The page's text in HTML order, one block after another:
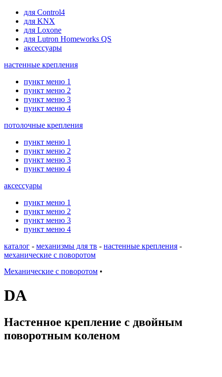
для Control4
для KNX
для Loxone
для Lutron Homeworks QS
аксессуары
настенные крепления
пункт меню 1
пункт меню 2
пункт меню 3
пункт меню 4
потолочные крепления
пункт меню 1
пункт меню 2
пункт меню 3
пункт меню 4
аксессуары
пункт меню 1
пункт меню 2
пункт меню 3
пункт меню 4
каталог - механизмы для тв - настенные крепления -
механические с поворотом
Механические с поворотом •
DA
Настенное крепление с двойным
поворотным коленом